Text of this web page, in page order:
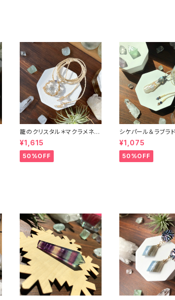
籠のクリスタル＊マクラメネッ
クレス
¥1,615
50%OFF
シケパール＆ラブラ
マクラメペンダント
¥1,075
50%OFF